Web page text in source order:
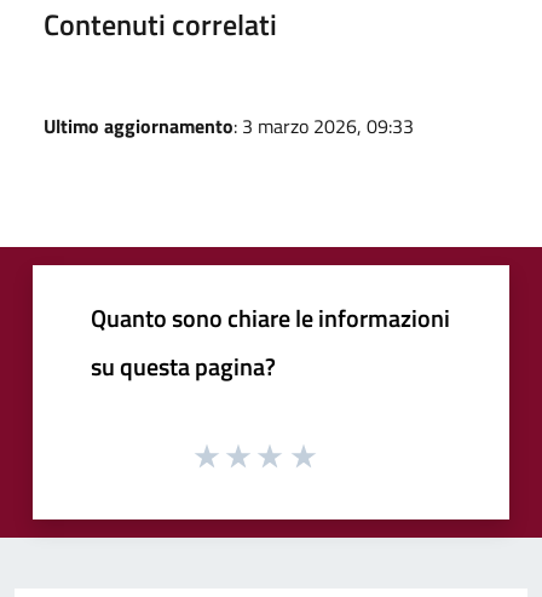
Contenuti correlati
Ultimo aggiornamento: 3 marzo 2026, 09:33
Quanto sono chiare le informazioni
su questa pagina?